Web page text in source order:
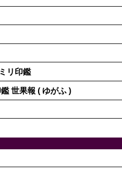
リ印鑑
世果報 ( ゆがふ )